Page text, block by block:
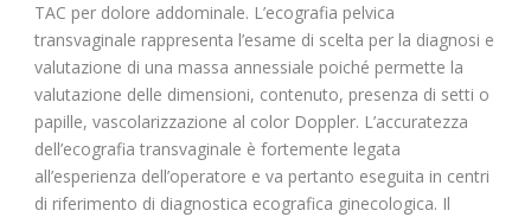
TAC per dolore addominale. L’ecografia pelvica
transvaginale rappresenta l’esame di scelta per la diagnosi e
valutazione di una massa annessiale poiché permette la
valutazione delle dimensioni, contenuto, presenza di setti o
papille, vascolarizzazione al color Doppler. L’accuratezza
dell’ecografia transvaginale è fortemente legata
all’esperienza dell’operatore e va pertanto eseguita in centri
di riferimento di diagnostica ecografica ginecologica. Il